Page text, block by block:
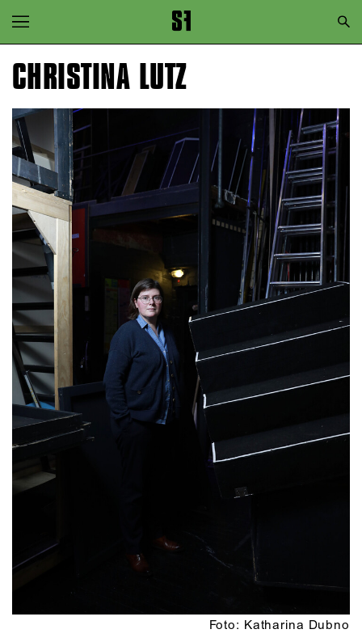
Zur Hauptnavigation springen
Zum Hauptinhalt springen
CHRISTINA LUTZ
Foto: Katharina Dubno